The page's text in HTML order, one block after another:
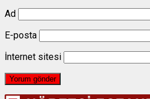
Ad
E-posta
İnternet sitesi